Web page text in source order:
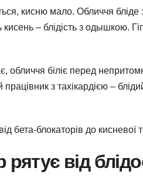
кисню мало. Обличчя
– блідість з одышкою.
обличчя біліє перед
з тахікардією –
бета-блокаторів до кисневої
від